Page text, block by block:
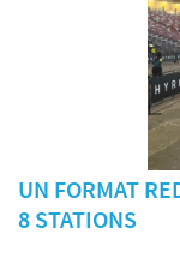
UN FORMAT
8 STATIONS